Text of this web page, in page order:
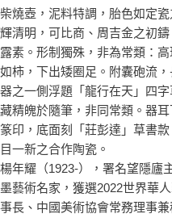
柴燒壺，泥料特調，胎色如定
輝清明，可比商、周吉金之初
露素。形制獨殊，非為常類：
如柿，下出矮圈足。附囊砲流
器之一側浮題「龍行在天」四
藏精魄於隨筆，非同常類。器
篆印，底面刻「莊彭達」草書
目一新之合作陶瓷。
楊年耀（1923-），署名望隱廬
墨藝術名家，獲選2022世界華
事長、中國美術協會常務理事